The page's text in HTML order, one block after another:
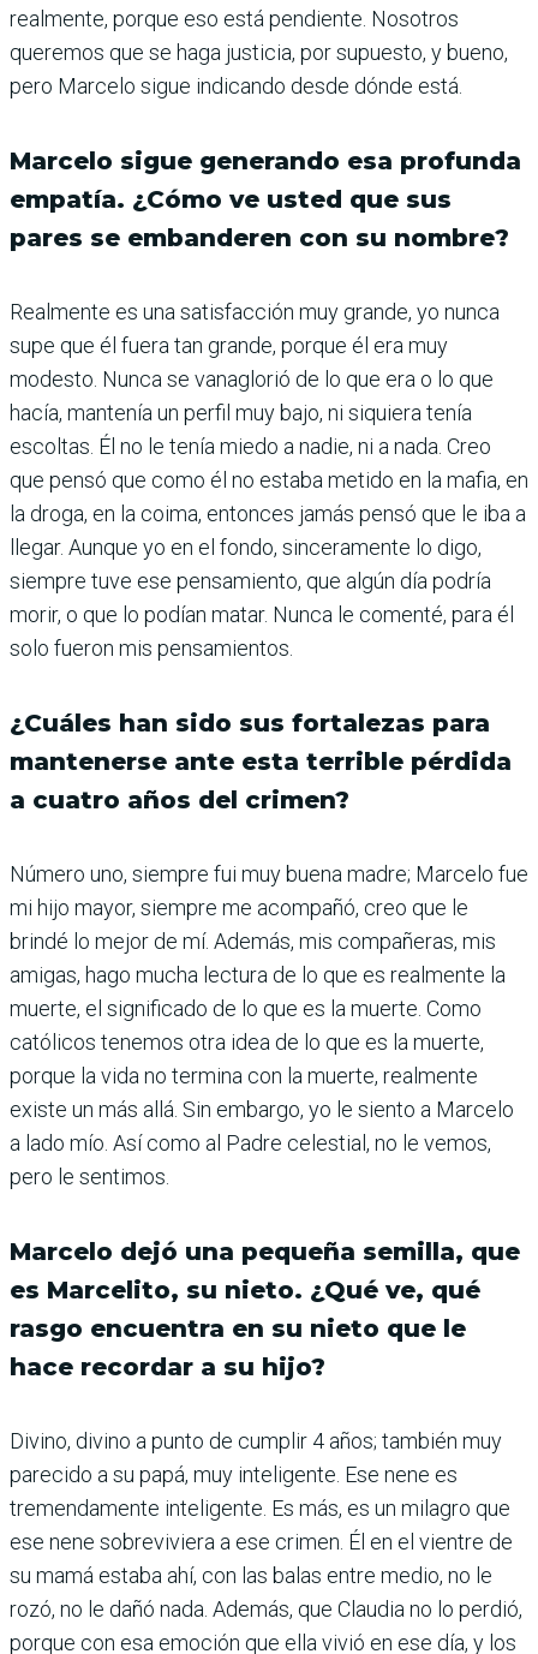
realmente, porque eso está pendiente. Nosotros
queremos que se haga justicia, por supuesto, y bueno,
pero Marcelo sigue indicando desde dónde está.
Marcelo sigue generando esa profunda
empatía. ¿Cómo ve usted que sus
pares se embanderen con su nombre?
Realmente es una satisfacción muy grande, yo nunca
supe que él fuera tan grande, porque él era muy
modesto. Nunca se vanaglorió de lo que era o lo que
hacía, mantenía un perfil muy bajo, ni siquiera tenía
escoltas. Él no le tenía miedo a nadie, ni a nada. Creo
que pensó que como él no estaba metido en la mafia, en
la droga, en la coima, entonces jamás pensó que le iba a
llegar. Aunque yo en el fondo, sinceramente lo digo,
siempre tuve ese pensamiento, que algún día podría
morir, o que lo podían matar. Nunca le comenté, para él
solo fueron mis pensamientos.
¿Cuáles han sido sus fortalezas para
mantenerse ante esta terrible pérdida
a cuatro años del crimen?
Número uno, siempre fui muy buena madre; Marcelo fue
mi hijo mayor, siempre me acompañó, creo que le
brindé lo mejor de mí. Además, mis compañeras, mis
amigas, hago mucha lectura de lo que es realmente la
muerte, el significado de lo que es la muerte. Como
católicos tenemos otra idea de lo que es la muerte,
porque la vida no termina con la muerte, realmente
existe un más allá. Sin embargo, yo le siento a Marcelo
a lado mío. Así como al Padre celestial, no le vemos,
pero le sentimos.
Marcelo dejó una pequeña semilla, que
es Marcelito, su nieto. ¿Qué ve, qué
rasgo encuentra en su nieto que le
hace recordar a su hijo?
Divino, divino a punto de cumplir 4 años; también muy
parecido a su papá, muy inteligente. Ese nene es
tremendamente inteligente. Es más, es un milagro que
ese nene sobreviviera a ese crimen. Él en el vientre de
su mamá estaba ahí, con las balas entre medio, no le
rozó, no le dañó nada. Además, que Claudia no lo perdió,
porque con esa emoción que ella vivió en ese día, y los